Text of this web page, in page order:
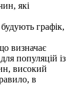
які
графік,
визначає
популяцій із
високий
в